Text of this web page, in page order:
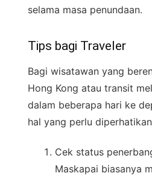
selama masa penundaan.
Tips bagi Traveler
Bagi wisatawan yang
Hong Kong atau transit
dalam beberapa hari ke
hal yang perlu
Cek status
Maskapai biasanya